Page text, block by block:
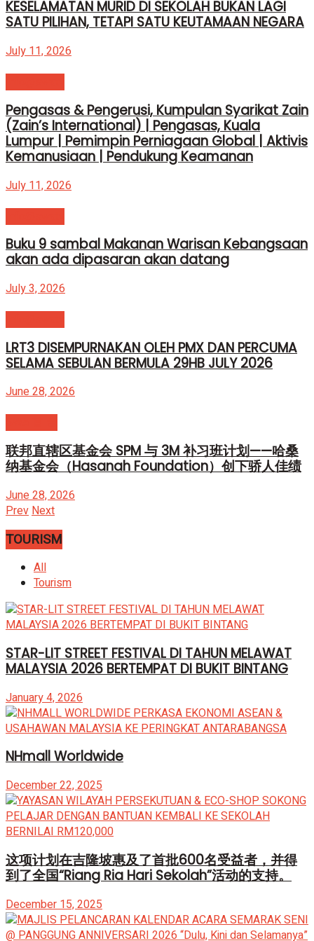
KESELAMATAN MURID DI SEKOLAH BUKAN LAGI
SATU PILIHAN, TETAPI SATU KEUTAMAAN NEGARA
July 11, 2026
Pengasas & Pengerusi, Kumpulan Syarikat Zain
(Zain’s International) | Pengasas, Kuala
Lumpur | Pemimpin Perniagaan Global | Aktivis
Kemanusiaan | Pendukung Keamanan
July 11, 2026
Buku 9 sambal Makanan Warisan Kebangsaan
akan ada dipasaran akan datang
July 3, 2026
LRT3 DISEMPURNAKAN OLEH PMX DAN PERCUMA
SELAMA SEBULAN BERMULA 29HB JULY 2026
June 28, 2026
联邦直辖区基金会 SPM 与 3M 补习班计划——哈桑
纳基金会（Hasanah Foundation）创下骄人佳绩
June 28, 2026
PrevNext
TOURISM
All
Tourism
STAR-LIT STREET FESTIVAL DI TAHUN MELAWAT
MALAYSIA 2026 BERTEMPAT DI BUKIT BINTANG
January 4, 2026
NHmall Worldwide
December 22, 2025
这项计划在吉隆坡惠及了首批600名受益者，并得
到了全国“Riang Ria Hari Sekolah”活动的支持。
December 15, 2025